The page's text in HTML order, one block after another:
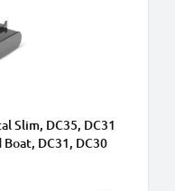
Slim, DC35, DC31
DC31, DC30